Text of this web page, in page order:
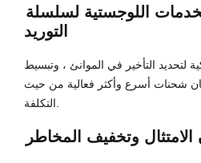
اللوجستية لسلسلة
التوريد
لتحديد التأخير في الموانئ ، وتبسيط
شحنات أسرع وأكثر فعالية من حيث
التكلفة.
وتخفيف المخاطر